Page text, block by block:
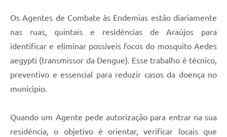
Arquivos de Transparência
Lei de Acesso a Informação
Modelos
Fala Cidadão
Os Agentes de Combate às Endemias estão diariamente
nas ruas, quintais e residências de Araújos para
identificar e eliminar possíveis focos do mosquito Aedes
aegypti (transmissor da Dengue). Esse trabalho é técnico,
preventivo e essencial para reduzir casos da doença no
município.
Quando um Agente pede autorização para entrar na sua
residência, o objetivo é orientar, verificar locais que